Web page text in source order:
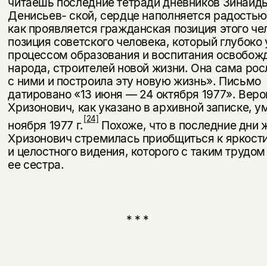
Денисьев- ской, сердце наполняется
как проявляется гражданская позиция этого
позиция советского человека, который глубоко
процессом образования и воспитания
народа, строителей новой жизни. Она сама
с ними и построила эту новую жизнь». Письмо
датировано «13 июня — 24 октября 1977».
Хризонович, как указано в архивной записке,
ноября 1977 г.[24]Похоже, что в последние дни
Хризонович стремилась приобщиться к
и целостного видения, которого с таким
ее сестра.
* * *